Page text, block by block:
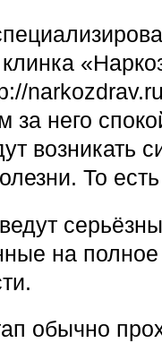
клинка
за него
возникать
То
на полное
обычно